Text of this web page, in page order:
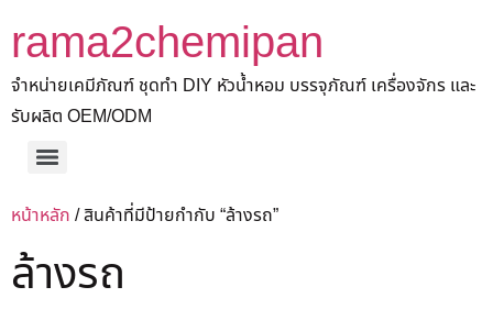
rama2chemipan
จำหน่ายเคมีภัณฑ์ ชุดทำ DIY หัวน้ำหอม บรรจุภัณฑ์ เครื่องจักร และ
รับผลิต OEM/ODM
หน้าหลัก / สินค้าที่มีป้ายกำกับ “ล้างรถ”
ล้างรถ